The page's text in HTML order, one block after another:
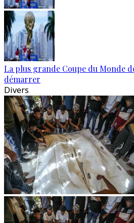
La plus grande Coupe du Monde
démarrer
Divers